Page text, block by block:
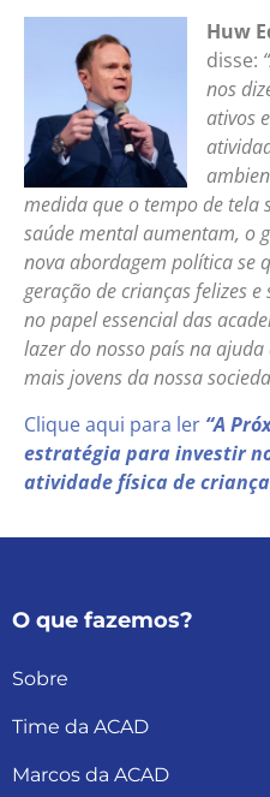
Huw
disse:
nos
ativos
medida que o tempo de tela
saúde mental aumentam, o
nova abordagem política se
geração de crianças felizes
no papel essencial das
lazer do nosso país na
mais jovens da nossa
Clique aqui para ler “A
estratégia para investir
atividade física de
O que fazemos?
Sobre
Time da ACAD
Marcos da ACAD